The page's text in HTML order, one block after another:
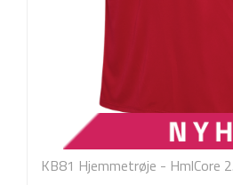
KB81 Hjemmetrøje - HmlCore